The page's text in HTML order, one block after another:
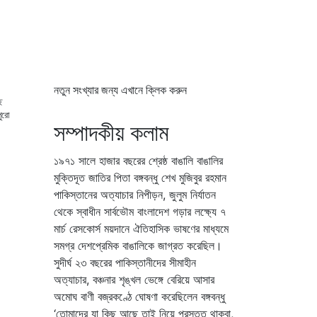
নতুন সংখ্যার জন্য এখানে ক্লিক করুন
সম্পাদকীয় কলাম
১৯৭১ সালে হাজার বছরের শ্রেষ্ঠ বাঙালি বাঙালির
মুক্তিদূত জাতির পিতা বঙ্গবন্ধু শেখ মুজিবুর রহমান
পাকিস্তানের অত্যাচার নিপীড়ন, জুলুম নির্যাতন
থেকে স্বাধীন সার্বভৌম বাংলাদেশ গড়ার লক্ষ্যে ৭
মার্চ রেসকোর্স ময়দানে ঐতিহাসিক ভাষণের মাধ্যমে
সমগ্র দেশপ্রেমিক বাঙালিকে জাগ্রত করেছিল।
সুদীর্ঘ ২৩ বছরের পাকিস্তানীদের সীমাহীন
অত্যাচার, বঞ্চনার শৃঙ্খল ভেঙ্গে বেরিয়ে আসার
অমোঘ বাণী বজ্রকণ্ঠে ঘোষণা করেছিলেন বঙ্গবন্ধু
‘তোমাদের যা কিছু আছে তাই নিয়ে প্রস্তুত থাকবা,